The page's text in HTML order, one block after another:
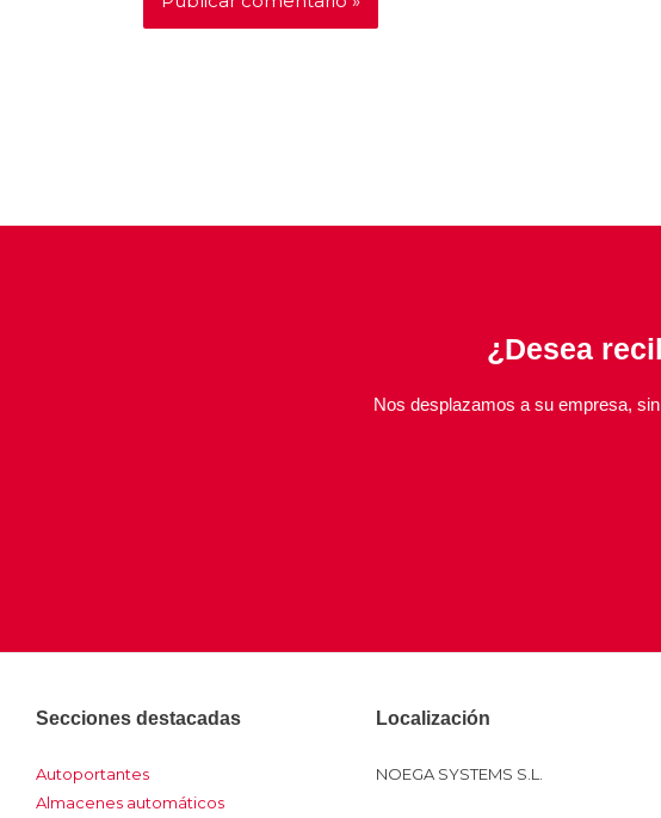
¿Desea
Nos desplazamos a su empresa,
Secciones destacadas
Autoportantes
Almacenes automáticos
Localización
NOEGA SYSTEMS S.L.